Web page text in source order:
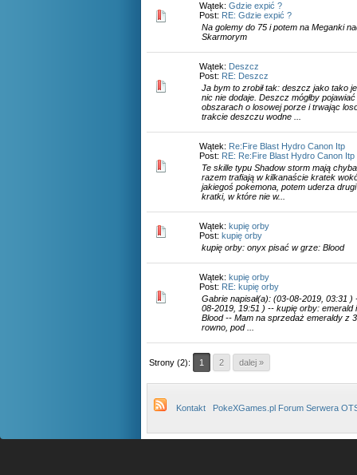
Wątek: Gdzie expić ?
Post: RE: Gdzie expić ?
Na golemy do 75 i potem na Meganki
Skarmorym
Wątek: Deszcz
Post: RE: Deszcz
Ja bym to zrobił tak: deszcz jako tako
nic nie dodaje. Deszcz mógłby
obszarach o losowej porze i trwając
trakcie deszczu wodne ...
Wątek: Re:Fire Blast Hydro Canon Itp
Post: RE: Re:Fire Blast Hydro Canon Itp
Te skille typu Shadow storm mają
razem trafiają w kilkanaście kratek
jakiegoś pokemona, potem uderza
kratki, w które nie w...
Wątek: kupię orby
Post: kupię orby
kupię orby: onyx pisać w grze: Blood
Wątek: kupię orby
Post: RE: kupię orby
Gabrie napisał(a): (03-08-2019, 03:31 )
08-2019, 19:51 ) -- kupię orby: emerald
Blood -- Mam na sprzedaż emeraldy z
rowno, pod ...
Strony (2): 1 2 dalej »
Kontakt PokeXGames.pl Forum Serwera